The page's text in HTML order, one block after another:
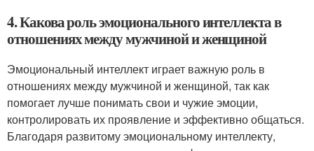
4. Какова роль эмоционального интеллекта в
отношениях между мужчиной и женщиной
Эмоциональный интеллект играет важную роль в
отношениях между мужчиной и женщиной, так как
помогает лучше понимать свои и чужие эмоции,
контролировать их проявление и эффективно общаться.
Благодаря развитому эмоциональному интеллекту,